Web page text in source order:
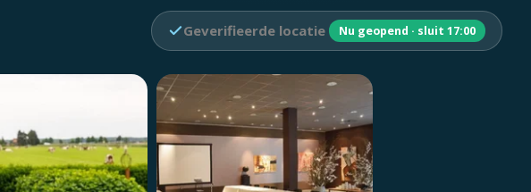
Geverifieerde locatie Nu geopend · sluit 17:00